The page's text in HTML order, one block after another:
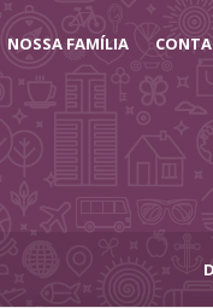
NOSSA FAMÍLIA